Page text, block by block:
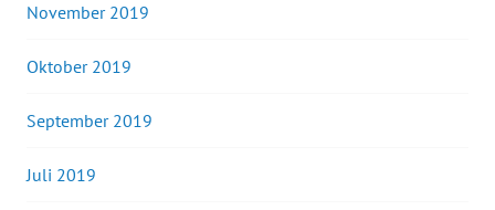
November 2019
Oktober 2019
September 2019
Juli 2019